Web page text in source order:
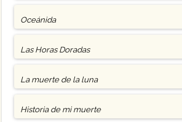
Oceánida
Las Horas Doradas
La muerte de la luna
Historia de mi muerte